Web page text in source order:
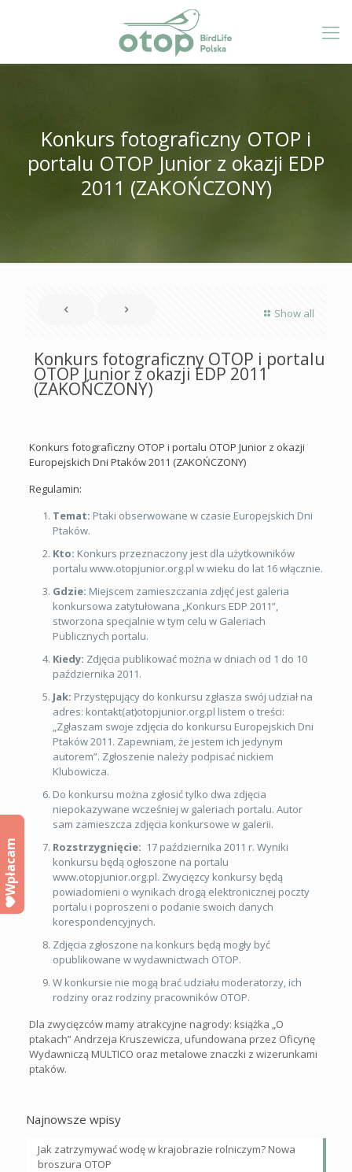
Konkurs fotograficzny OTOP i
portalu OTOP Junior z okazji EDP
2011 (ZAKOŃCZONY)
Show all
Konkurs fotograficzny OTOP i portalu
OTOP Junior z okazji EDP 2011
(ZAKOŃCZONY)
Konkurs fotograficzny OTOP i portalu OTOP Junior z okazji
Europejskich Dni Ptaków 2011 (ZAKOŃCZONY)
Regulamin:
Temat: Ptaki obserwowane w czasie Europejskich Dni
Ptaków.
Kto: Konkurs przeznaczony jest dla użytkowników
portalu www.otopjunior.org.pl w wieku do lat 16 włącznie.
Gdzie: Miejscem zamieszczania zdjęć jest galeria
konkursowa zatytułowana „Konkurs EDP 2011”,
stworzona specjalnie w tym celu w Galeriach
Publicznych portalu.
Kiedy: Zdjęcia publikować można w dniach od 1 do 10
października 2011.
Jak: Przystępujący do konkursu zgłasza swój udział na
adres: kontakt(at)otopjunior.org.pl listem o treści:
„Zgłaszam swoje zdjęcia do konkursu Europejskich Dni
Ptaków 2011. Zapewniam, że jestem ich jedynym
autorem”. Zgłoszenie należy podpisać nickiem
Klubowicza.
Do konkursu można zgłosić tylko dwa zdjęcia
niepokazywane wcześniej w galeriach portalu. Autor
sam zamieszcza zdjęcia konkursowe w galerii.
Rozstrzygnięcie: 17 października 2011 r. Wyniki
konkursu będą ogłoszone na portalu
www.otopjunior.org.pl. Zwycięzcy konkursy będą
powiadomieni o wynikach drogą elektronicznej poczty
portalu i poproszeni o podanie swoich danych
korespondencyjnych.
Zdjęcia zgłoszone na konkurs będą mogły być
opublikowane w wydawnictwach OTOP.
W konkursie nie mogą brać udziału moderatorzy, ich
rodziny oraz rodziny pracowników OTOP.
Dla zwycięzców mamy atrakcyjne nagrody: książka „O
ptakach” Andrzeja Kruszewicza, ufundowana przez Oficynę
Wydawniczą MULTICO oraz metalowe znaczki z wizerunkami
ptaków.
Najnowsze wpisy
Jak zatrzymywać wodę w krajobrazie rolniczym? Nowa
broszura OTOP
Wpłacam